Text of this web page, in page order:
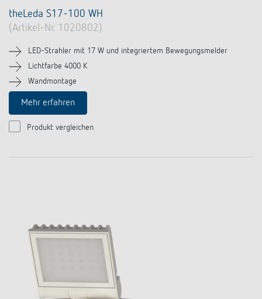
theLeda S17-100 WH
(Artikel-Nr. 1020802)
LED-Strahler mit 17 W und integriertem Bewegungsmelder
Lichtfarbe 4000 K
Wandmontage
Mehr erfahren
Produkt vergleichen